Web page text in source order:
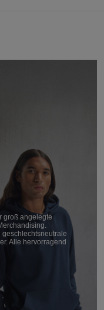
groß angelegte
Alle hervorragend